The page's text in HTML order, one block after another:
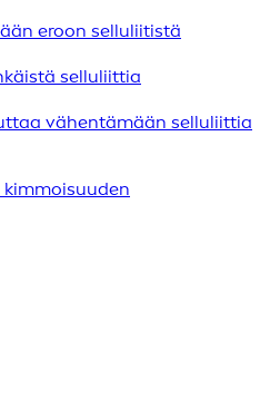
eroon selluliitistä
selluliittia
vähentämään selluliittia